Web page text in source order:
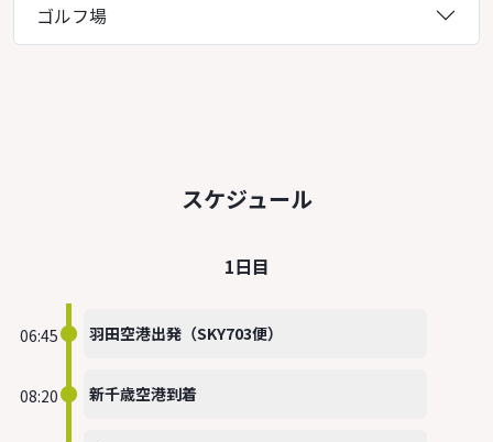
ゴルフ場
スケジュール
1日目
06:45 羽田空港出発（SKY703便）
08:20 新千歳空港到着